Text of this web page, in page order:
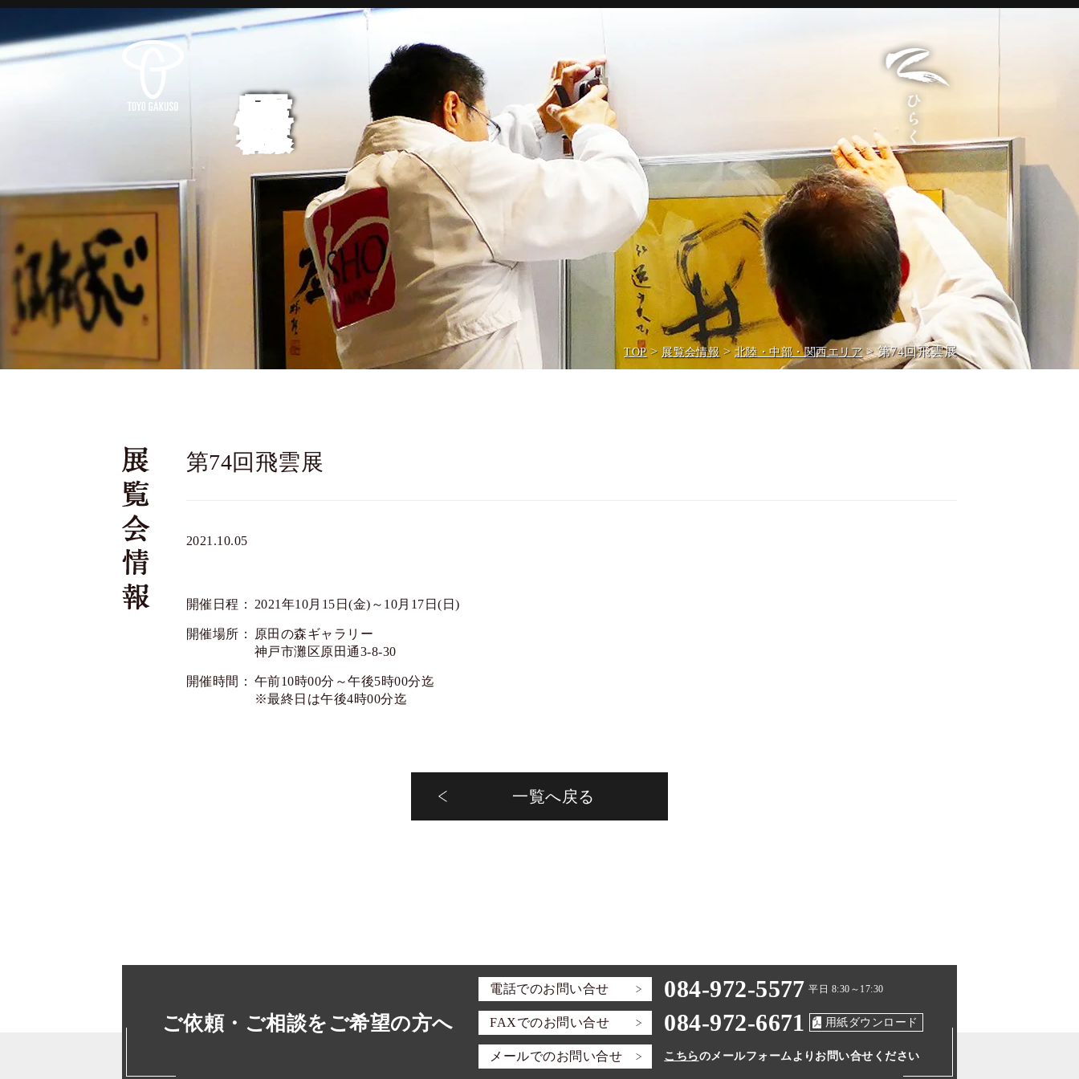
TOP> 展覧会情報 > 北陸・中部・関西エリア> 第74回飛雲展
第74回飛雲展
2021.10.05
開催日程： 2021年10月15日(金)～10月17日(日)
開催場所：
原田の森ギャラリー
神戸市灘区原田通3-8-30
開催時間： 午前10時00分～午後5時00分迄
※最終日は午後4時00分迄
一覧へ戻る
ご依頼・ご相談をご希望の方へ
電話でのお問い合せ 084-972-5577 平日 8:30～17:30
FAXでのお問い合せ 084-972-6671 用紙ダウンロード
メールでのお問い合せ こちらのメールフォームより お問い合せください